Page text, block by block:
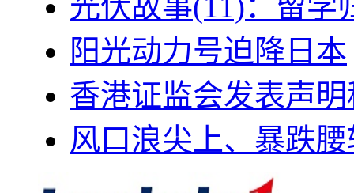
阳光动力号迫降日本
香港证监会发表声
风口浪尖上、暴跌